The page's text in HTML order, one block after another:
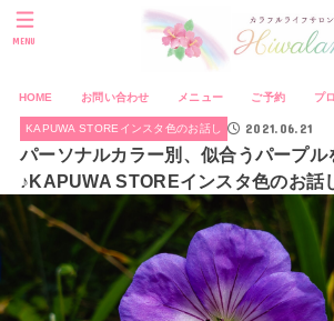
HOME お問い合わせ メニュー ご予約 プ
MENU
KAPUWA STOREインスタ色のお話し 2021.06.21
パーソナルカラー別、似合うパープル
♪KAPUWA STOREインスタ色のお話